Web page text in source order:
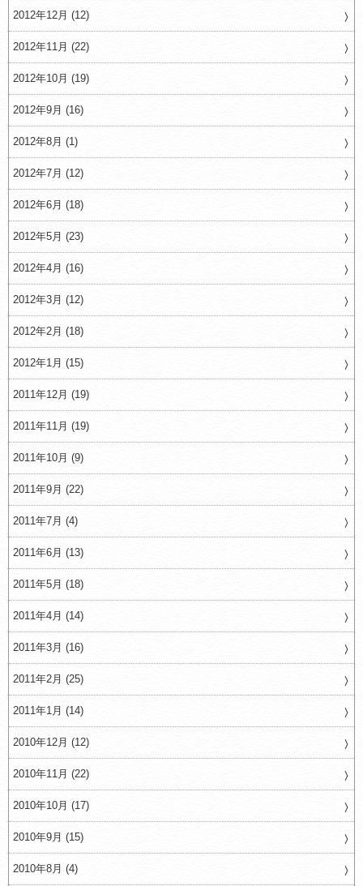
2012年12月 (12)
2012年11月 (22)
2012年10月 (19)
2012年9月 (16)
2012年8月 (1)
2012年7月 (12)
2012年6月 (18)
2012年5月 (23)
2012年4月 (16)
2012年3月 (12)
2012年2月 (18)
2012年1月 (15)
2011年12月 (19)
2011年11月 (19)
2011年10月 (9)
2011年9月 (22)
2011年7月 (4)
2011年6月 (13)
2011年5月 (18)
2011年4月 (14)
2011年3月 (16)
2011年2月 (25)
2011年1月 (14)
2010年12月 (12)
2010年11月 (22)
2010年10月 (17)
2010年9月 (15)
2010年8月 (4)